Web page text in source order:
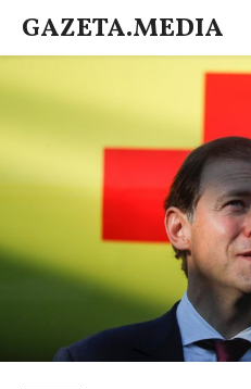
GAZETA.MEDIA